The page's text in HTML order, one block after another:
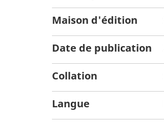
Maison d'édition
Date de publication
Collation
Langue